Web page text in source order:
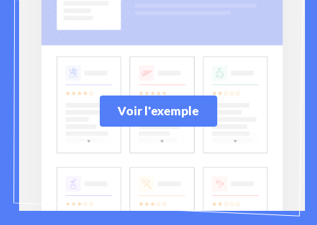
Voir l'exemple